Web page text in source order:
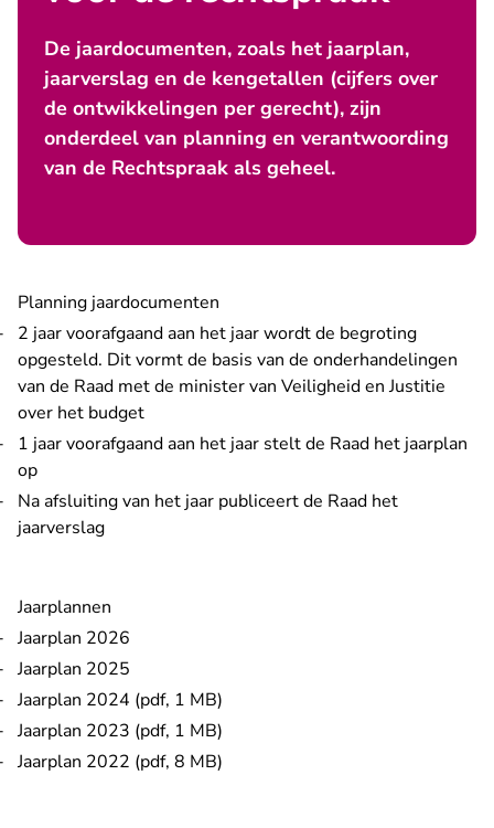
De jaardocumenten, zoals het jaarplan,
jaarverslag en de kengetallen (cijfers over
de ontwikkelingen per gerecht), zijn
onderdeel van planning en verantwoording
van de Rechtspraak als geheel.
Planning jaardocumenten
2 jaar voorafgaand aan het jaar wordt de begroting
opgesteld. Dit vormt de basis van de onderhandelingen
van de Raad met de minister van Veiligheid en Justitie
over het budget
1 jaar voorafgaand aan het jaar stelt de Raad het jaarplan
op
Na afsluiting van het jaar publiceert de Raad het
jaarverslag
Jaarplannen
Jaarplan 2026
Jaarplan 2025
Jaarplan 2024 (pdf, 1 MB)
Jaarplan 2023 (pdf, 1 MB)
Jaarplan 2022 (pdf, 8 MB)